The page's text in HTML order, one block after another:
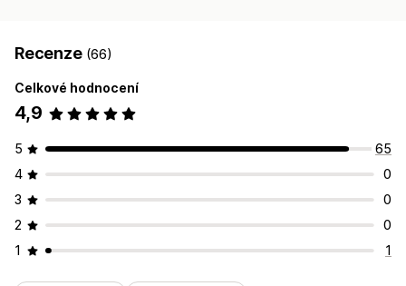
Recenze (66)
Celkové hodnocení
4,9
5
65
4
0
3
0
2
0
1
1